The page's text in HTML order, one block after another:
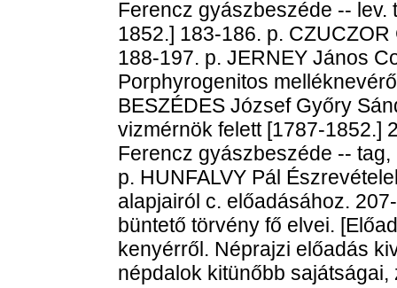
Ferencz gyászbeszéde -- lev.
1852.] 183-186. p.
188-197. p. JERNEY János
Porphyrogenitos
BESZÉDES József Győry
vizmérnök felett [1787-1852.]
Ferencz gyászbeszéde --
p. HUNFALVY Pál
alapjairól c. előadásához.
büntető törvény fő elvei.
kenyérről. Néprajzi előadás
népdalok kitünőbb